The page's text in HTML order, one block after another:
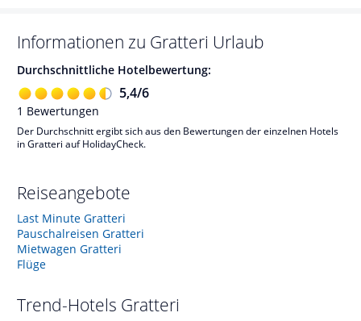
Informationen zu Gratteri Urlaub
Durchschnittliche Hotelbewertung:
5,4/6
1 Bewertungen
Der Durchschnitt ergibt sich aus den Bewertungen der einzelnen Hotels
in Gratteri auf HolidayCheck.
Reiseangebote
Last Minute Gratteri
Pauschalreisen Gratteri
Mietwagen Gratteri
Flüge
Trend-Hotels Gratteri